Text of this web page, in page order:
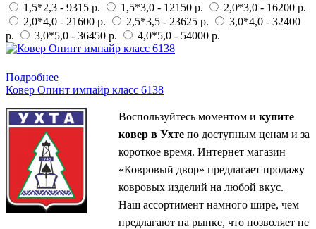
1,5*2,3 - 9315 р.
1,5*3,0 - 12150 р.
2,0*3,0 - 16200 р.
2,0*4,0 - 21600 р.
2,5*3,5 - 23625 р.
3,0*4,0 - 32400
р.
3,0*5,0 - 36450 р. 4,0*5,0 - 54000 р.
Подробнее
Ковер Опинт импайр класс 6138
Воспользуйтесь моментом и купите
ковер в Ухте по доступным ценам и за
короткое время. Интернет магазин
«Ковровый двор» предлагает продажу
ковровых изделий на любой вкус.
Наш ассортимент намного шире, чем
предлагают на рынке, что позволяет не